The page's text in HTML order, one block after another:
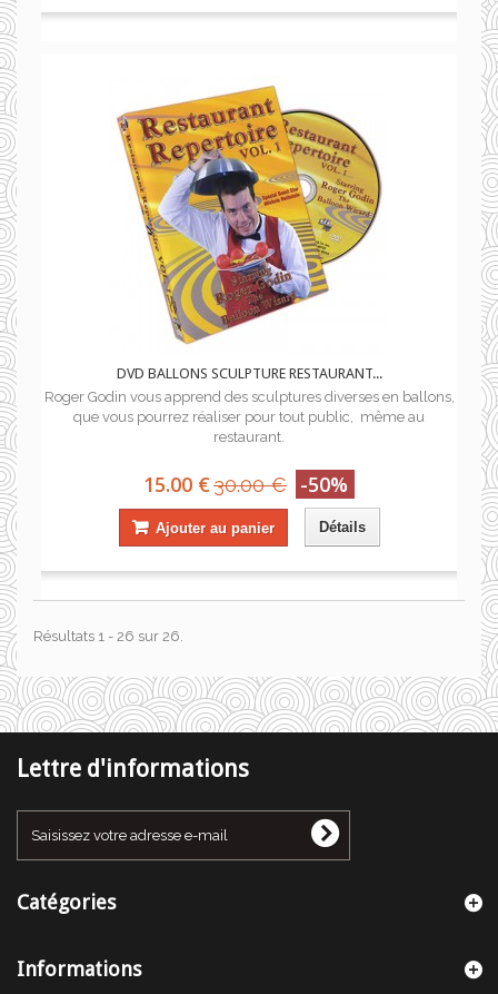
DVD BALLONS SCULPTURE RESTAURANT...
Roger Godin vous apprend des sculptures diverses en ballons,
que vous pourrez réaliser pour tout public, même au
restaurant.
15.00 €30.00 € -50%
Ajouter au panier Détails
Résultats 1 - 26 sur 26.
Lettre d'informations
Catégories
Informations